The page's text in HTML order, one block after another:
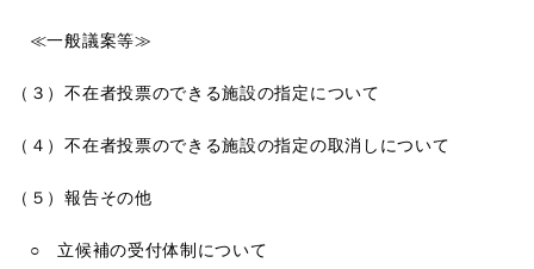
≪一般議案等≫
（３）不在者投票のできる施設の指定について
（４）不在者投票のできる施設の指定の取消しについて
（５）報告その他
○ 立候補の受付体制について